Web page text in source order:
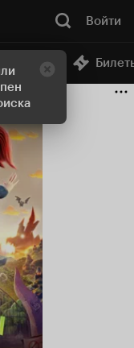
Войти